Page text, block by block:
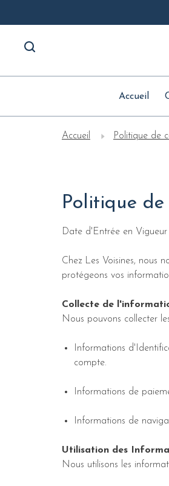
Accueil
Accueil Politique de
Politique
Date d'Entrée en Vigueur
Chez Les Voisines, nous
protégeons vos
Collecte de
Nous pouvons collecter
Informations
compte.
Informations de
Informations de
Utilisation des
Nous utilisons les